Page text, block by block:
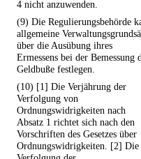
4 nicht anzuwenden.
(9) Die Regulierungsbehörde
allgemeine
über die Ausübung ihres
Ermessens bei der Bemessung
Geldbuße festlegen.
(10) [1] Die Verjährung der
Verfolgung von
Ordnungswidrigkeiten nach
Absatz 1 richtet sich nach den
Vorschriften des Gesetzes über
Ordnungswidrigkeiten. [2] Die